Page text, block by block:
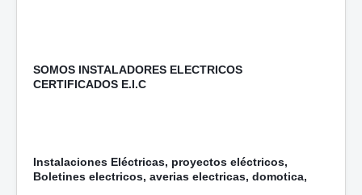
SOMOS INSTALADORES ELECTRICOS
CERTIFICADOS E.I.C
Instalaciones Eléctricas, proyectos eléctricos,
Boletines electricos, averias electricas, domotica,